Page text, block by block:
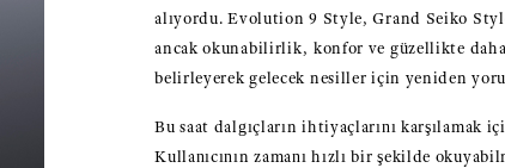
alıyordu. Evolution 9 Style, Grand Seiko
ancak okunabilirlik, konfor ve güzellikte
belirleyerek gelecek nesiller için yeniden
Bu saat dalgıçların ihtiyaçlarını karşılamak
Kullanıcının zamanı hızlı bir şekilde